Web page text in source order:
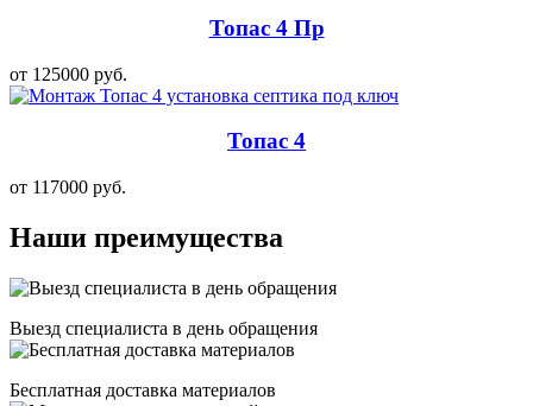
Топас 4 Пр
от 125000 руб.
Топас 4
от 117000 руб.
Наши преимущества
Выезд специалиста в день обращения
Бесплатная доставка материалов